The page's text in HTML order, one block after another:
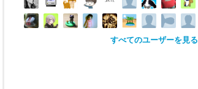
すべてのユーザーを見る